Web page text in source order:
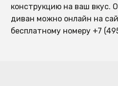
конструкцию на ваш вкус.
диван можно онлайн на
бесплатному номеру +7